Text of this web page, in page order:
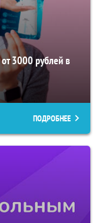
3000 рублей в
ПОДРОБНЕЕ